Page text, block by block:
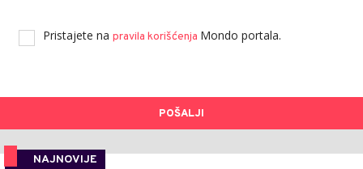
Pristajete na pravila korišćenja Mondo portala.
POŠALJI
NAJNOVIJE